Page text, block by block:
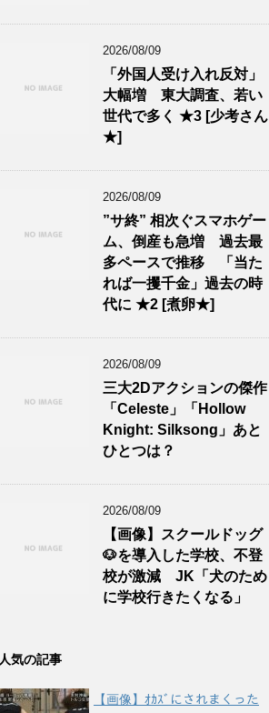
2026/08/09
「外国人受け入れ反対」
大幅増 東大調査、若い
世代で多く ★3 [少考さん
★]
2026/08/09
”サ終” 相次ぐスマホゲー
ム、倒産も急増 過去最
多ペースで推移 「当た
れば一攫千金」過去の時
代に ★2 [煮卵★]
2026/08/09
三大2Dアクションの傑作
「Celeste」「Hollow
Knight: Silksong」あと
ひとつは？
2026/08/09
【画像】スクールドッグ
🐶を導入した学校、不登
校が激減 JK「犬のため
に学校行きたくなる」
人気の記事
【画像】ｵｶｽﾞにされまくった